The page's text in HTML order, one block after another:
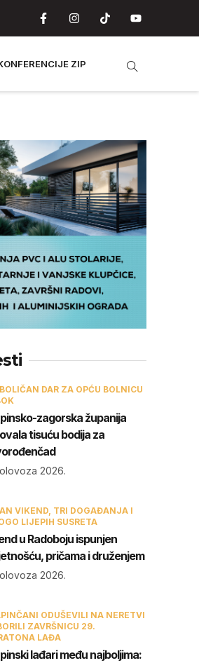
ZIP
DAR ZA OPĆU BOLNICU
zagorska županija
tisuću bodija za
2026.
VIKEND, TRI DOGAĐANJA I
LIJEPIH SUSRETA
u Radoboju ispunjen
pričama i druženjem
2026.
ODUŠEVILI NA NERETVI
ZAVRŠNICU 29.
LAĐA
lađari među najboljima: